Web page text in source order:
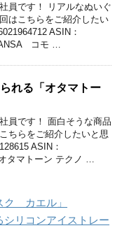
員です！ リアルなぬいぐ
はこちらをご紹介したい
ASIN：
コモ …
れる「オタマトー
員です！ 面白そうな商品
ちらをご紹介したいと思
ASIN：
タマトーン テクノ …
ク カエル」
リコンアイストレー